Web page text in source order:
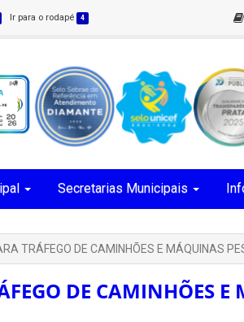
Ir para o rodapé 4
Secretarias Municipais
TRÁFEGO DE CAMINHÕES E MÁQUINAS
DE CAMINHÕES E